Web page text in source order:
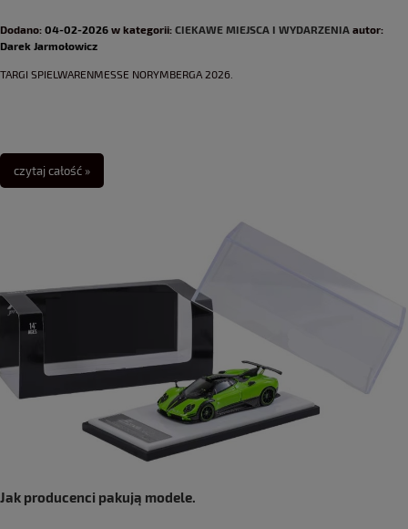
Dodano: 04-02-2026 w kategorii: CIEKAWE MIEJSCA I WYDARZENIA autor:
Darek Jarmołowicz
TARGI SPIELWARENMESSE NORYMBERGA 2026.
czytaj całość »
Jak producenci pakują modele.